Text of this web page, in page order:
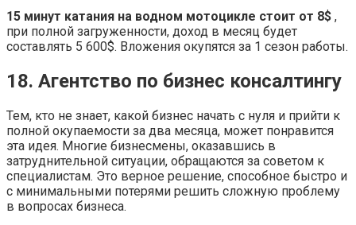
15 минут катания на водном мотоцикле стоит от 8$ ,
при полной загруженности, доход в месяц будет
составлять 5 600$. Вложения окупятся за 1 сезон работы.
18. Агентство по бизнес консалтингу
Тем, кто не знает, какой бизнес начать с нуля и прийти к
полной окупаемости за два месяца, может понравится
эта идея. Многие бизнесмены, оказавшись в
затруднительной ситуации, обращаются за советом к
специалистам. Это верное решение, способное быстро и
с минимальными потерями решить сложную проблему
в вопросах бизнеса.